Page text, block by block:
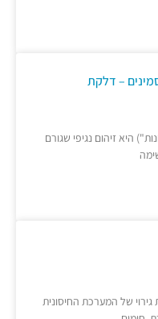
– דלקת
היא זיהום נגיפי שגורם
של המערכת החיסונית